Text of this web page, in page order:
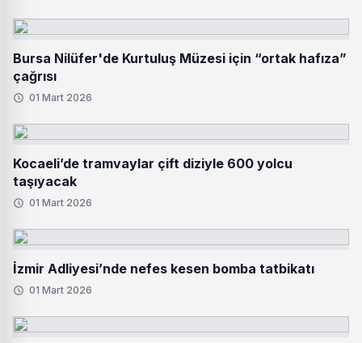
Bursa Nilüfer'de Kurtuluş Müzesi için “ortak hafıza”
çağrısı
01 Mart 2026
Kocaeli’de tramvaylar çift diziyle 600 yolcu
taşıyacak
01 Mart 2026
İzmir Adliyesi’nde nefes kesen bomba tatbikatı
01 Mart 2026